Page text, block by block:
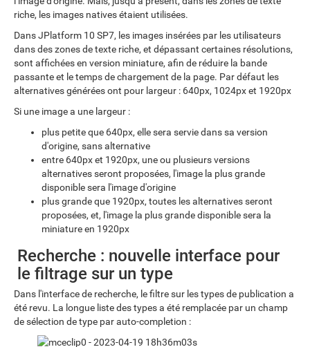
riche, les images natives étaient utilisées.
Dans JPlatform 10 SP7, les images insérées par les utilisateurs
dans des zones de texte riche, et dépassant certaines résolutions,
sont affichées en version miniature, afin de réduire la bande
passante et le temps de chargement de la page. Par défaut les
alternatives générées ont pour largeur : 640px, 1024px et 1920px
Si une image a une largeur :
plus petite que 640px, elle sera servie dans sa version
d'origine, sans alternative
entre 640px et 1920px, une ou plusieurs versions
alternatives seront proposées, l'image la plus grande
disponible sera l'image d'origine
plus grande que 1920px, toutes les alternatives seront
proposées, et, l'image la plus grande disponible sera la
miniature en 1920px
Recherche : nouvelle interface pour
le filtrage sur un type
Dans l'interface de recherche, le filtre sur les types de publication a
été revu. La longue liste des types a été remplacée par un champ
de sélection de type par auto-completion :